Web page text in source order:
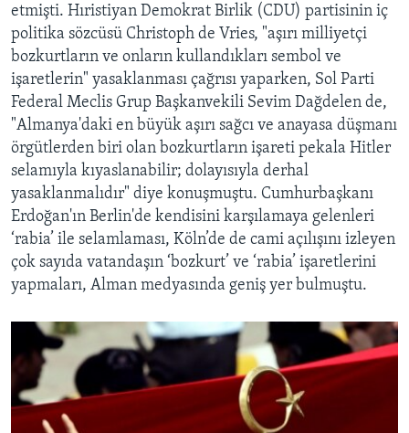
etmişti. Hıristiyan Demokrat Birlik (CDU) partisinin iç
politika sözcüsü Christoph de Vries, "aşırı milliyetçi
bozkurtların ve onların kullandıkları sembol ve
işaretlerin" yasaklanması çağrısı yaparken, Sol Parti
Federal Meclis Grup Başkanvekili Sevim Dağdelen de,
"Almanya'daki en büyük aşırı sağcı ve anayasa düşmanı
örgütlerden biri olan bozkurtların işareti pekala Hitler
selamıyla kıyaslanabilir; dolayısıyla derhal
yasaklanmalıdır" diye konuşmuştu. Cumhurbaşkanı
Erdoğan'ın Berlin'de kendisini karşılamaya gelenleri
‘rabia’ ile selamlaması, Köln’de de cami açılışını izleyen
çok sayıda vatandaşın ‘bozkurt’ ve ‘rabia’ işaretlerini
yapmaları, Alman medyasında geniş yer bulmuştu.